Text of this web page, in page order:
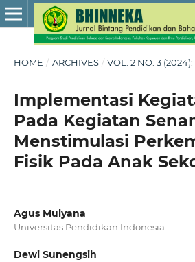
HOME / ARCHIVES / VOL. 2 NO. 3
Implementasi
Pada Kegiatan
Menstimulasi
Fisik Pada Anak
Agus Mulyana
Universitas Pendidikan Indonesia
Dewi Sunengsih